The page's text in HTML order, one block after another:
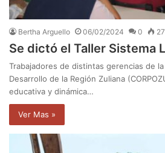
Bertha Arguello 06/02/2024 0
Se dictó el Taller Sistema
Trabajadores de distintas gerencias de
Desarrollo de la Región Zuliana
educativa y dinámica…
Ver Mas »